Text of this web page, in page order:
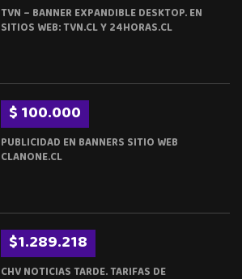
TVN – BANNER EXPANDIBLE DESKTOP. EN
SITIOS WEB: TVN.CL Y 24HORAS.CL
$ 100.000
PUBLICIDAD EN BANNERS SITIO WEB
CLANONE.CL
$1.289.218
CHV NOTICIAS TARDE. TARIFAS DE